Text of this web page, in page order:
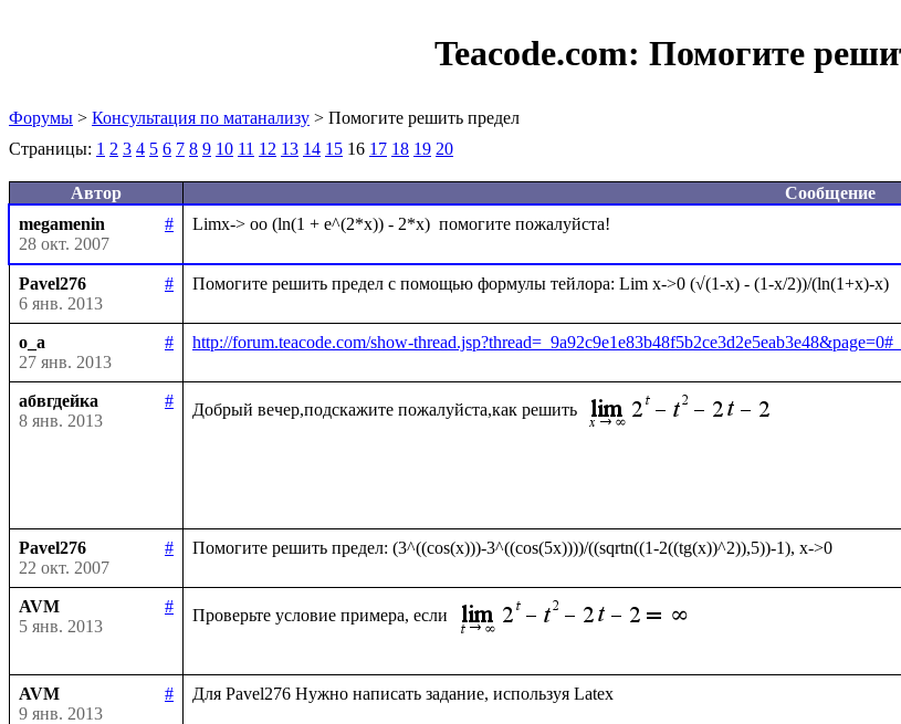
Teacode.com: Помогите
Форумы > Консультация по матанализу > Помогите решить предел
Страницы: 1 2 3 4 5 6 7 8 9 10 11 12 13 14 15 16 17 18 19 20
Автор
Сообщение
megamenin
#
28 окт. 2007
Pavel276
#
6 янв. 2013
o_a
#
27 янв. 2013
http://forum.teacode.com/show-
абвгдейка
#
8 янв. 2013
Добрый вечер,подскажите пожалуйста,как решить
Pavel276
#
22 окт. 2007
AVM
#
5 янв. 2013
Проверьте условие примера, если
AVM
#
9 янв. 2013